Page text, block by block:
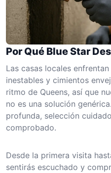
Por Qué Blue Star
Las casas locales
inestables y cimientos
ritmo de Queens, así que
no es una solución
profunda, selección
comprobado.
Desde la primera visita
sentirás escuchado y